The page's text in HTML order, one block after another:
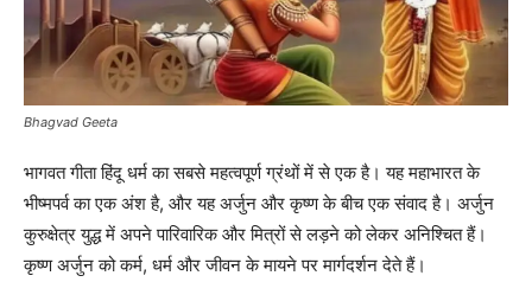
Bhagvad Geeta
भागवत गीता हिंदू धर्म का सबसे महत्वपूर्ण ग्रंथों में से एक है। यह महाभारत के
भीष्मपर्व का एक अंश है, और यह अर्जुन और कृष्ण के बीच एक संवाद है। अर्जुन
कुरुक्षेत्र युद्ध में अपने पारिवारिक और मित्रों से लड़ने को लेकर अनिश्चित हैं।
कृष्ण अर्जुन को कर्म, धर्म और जीवन के मायने पर मार्गदर्शन देते हैं।